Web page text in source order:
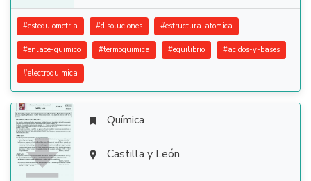
#estequiometria #disoluciones #estructura-atomica
#enlace-quimico #termoquimica #equilibrio #acidos-y-bases
#electroquimica

 Química
 Castilla y León